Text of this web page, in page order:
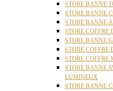
STORE BANNE
STORE BANNE
STORE BANNE
STORE COFFRE
STORE BANNE
STORE COFFRE
STORE COFFRE
STORE BANNE
LUMINEUX
STORE BANNE